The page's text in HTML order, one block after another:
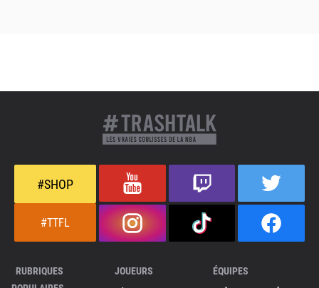
#SHOP
#TTFL
RUBRIQUES
JOUEURS ÉQUIPES